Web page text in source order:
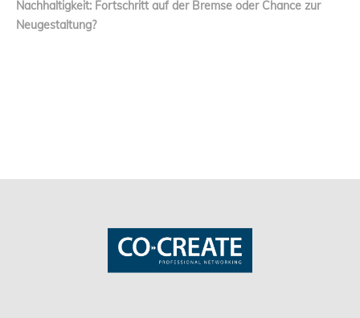
Nachhaltigkeit: Fortschritt auf der Bremse oder Chance zur
Neugestaltung?